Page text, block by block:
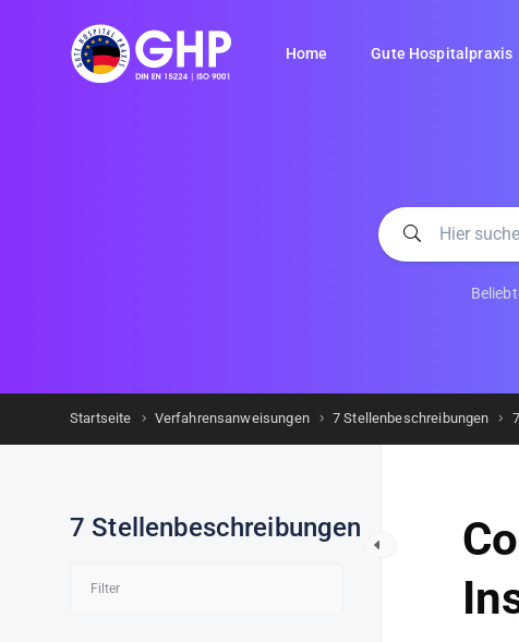
Home Gute Hospitalpraxis
Startseite Verfahrensanweisungen 7 Stellenbeschreibungen
7 Stellenbeschreibungen